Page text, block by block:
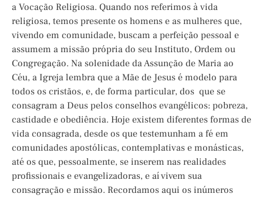
a Vocação Religiosa. Quando nos referimos à vida
religiosa, temos presente os homens e as mulheres que,
vivendo em comunidade, buscam a perfeição pessoal e
assumem a missão própria do seu Instituto, Ordem ou
Congregação. Na solenidade da Assunção de Maria ao
Céu, a Igreja lembra que a Mãe de Jesus é modelo para
todos os cristãos, e, de forma particular, dos que se
consagram a Deus pelos conselhos evangélicos: pobreza,
castidade e obediência. Hoje existem diferentes formas de
vida consagrada, desde os que testemunham a fé em
comunidades apostólicas, contemplativas e monásticas,
até os que, pessoalmente, se inserem nas realidades
profissionais e evangelizadoras, e aí vivem sua
consagração e missão. Recordamos aqui os inúmeros